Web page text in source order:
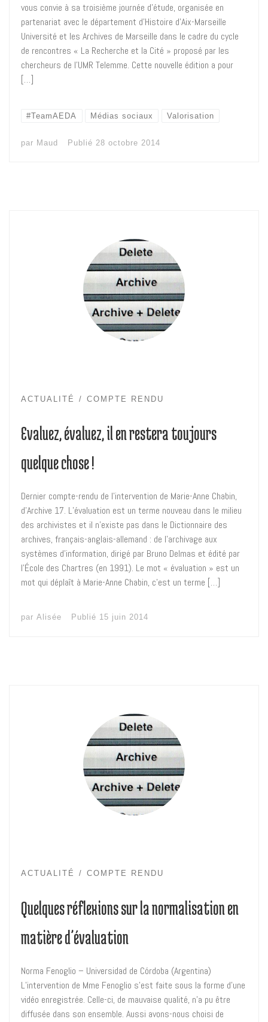
vous convie à sa troisième journée d’étude, organisée en
partenariat avec le département d’Histoire d’Aix-Marseille
Université et les Archives de Marseille dans le cadre du cycle
de rencontres « La Recherche et la Cité » proposé par les
chercheurs de l’UMR Telemme. Cette nouvelle édition a pour
[…]
#TeamAEDA Médias sociaux Valorisation
par Maud Publié 28 octobre 2014
ACTUALITÉ COMPTE RENDU
Evaluez, évaluez, il en restera toujours
quelque chose !
Dernier compte-rendu de l’intervention de Marie-Anne Chabin,
d’Archive 17. L’évaluation est un terme nouveau dans le milieu
des archivistes et il n’existe pas dans le Dictionnaire des
archives, français-anglais-allemand : de l’archivage aux
systèmes d’information, dirigé par Bruno Delmas et édité par
l’École des Chartres (en 1991). Le mot « évaluation » est un
mot qui déplaît à Marie-Anne Chabin, c’est un terme […]
par Alisée Publié 15 juin 2014
ACTUALITÉ COMPTE RENDU
Quelques réflexions sur la normalisation en
matière d’évaluation
Norma Fenoglio – Universidad de Córdoba (Argentina)
L’intervention de Mme Fenoglio s’est faite sous la forme d’une
vidéo enregistrée. Celle-ci, de mauvaise qualité, n’a pu être
diffusée dans son ensemble. Aussi avons-nous choisi de